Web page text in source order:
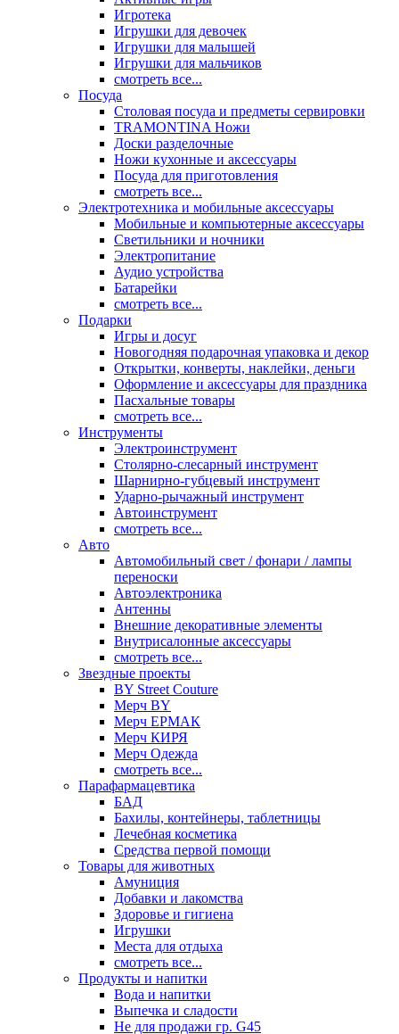
Игротека
Игрушки для девочек
Игрушки для малышей
Игрушки для мальчиков
смотреть все...
Посуда
Столовая посуда и предметы сервировки
TRAMONTINA Ножи
Доски разделочные
Ножи кухонные и аксессуары
Посуда для приготовления
смотреть все...
Электротехника и мобильные аксессуары
Мобильные и компьютерные аксессуары
Светильники и ночники
Электропитание
Аудио устройства
Батарейки
смотреть все...
Подарки
Игры и досуг
Новогодняя подарочная упаковка и декор
Открытки, конверты, наклейки, деньги
Оформление и аксессуары для праздника
Пасхальные товары
смотреть все...
Инструменты
Электроинструмент
Столярно-слесарный инструмент
Шарнирно-губцевый инструмент
Ударно-рычажный инструмент
Автоинструмент
смотреть все...
Авто
Автомобильный свет / фонари / лампы
переноски
Автоэлектроника
Антенны
Внешние декоративные элементы
Внутрисалонные аксессуары
смотреть все...
Звездные проекты
BY Street Couture
Мерч BY
Мерч ЕРМАК
Мерч КИРЯ
Мерч Одежда
смотреть все...
Парафармацевтика
БАД
Бахилы, контейнеры, таблетницы
Лечебная косметика
Средства первой помощи
Товары для животных
Амуниция
Добавки и лакомства
Здоровье и гигиена
Игрушки
Места для отдыха
смотреть все...
Продукты и напитки
Вода и напитки
Выпечка и сладости
Не для продажи гр. G45